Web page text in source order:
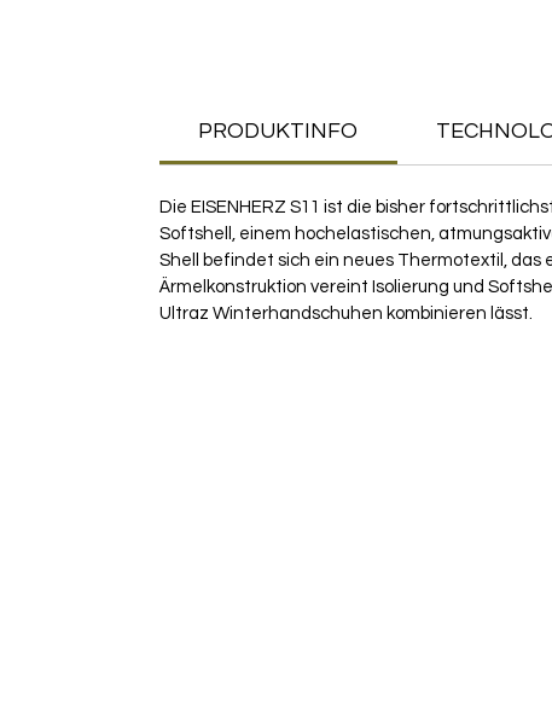
PRODUKTINFO
Die EISENHERZ S11 ist die bisher
Softshell, einem hochelastischen,
Shell befindet sich ein neues Thermotextil,
Ärmelkonstruktion vereint Isolierung und
Ultraz Winterhandschuhen kombinieren lässt.